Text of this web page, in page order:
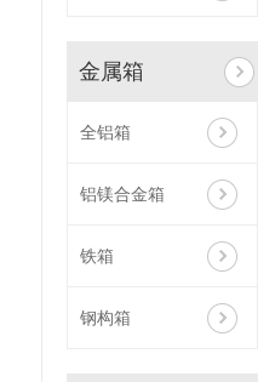
金属箱
全铝箱
铝镁合金箱
铁箱
钢构箱